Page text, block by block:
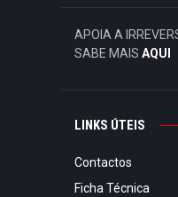
APOIA A
SABE MAIS AQUI
LINKS ÚTEIS
Contactos
Ficha Técnica